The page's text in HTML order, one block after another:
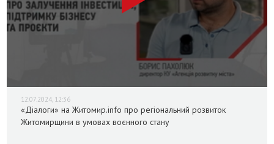
12.07.2024, 12:36
«Діалоги» на Житомир.info про регіональний розвиток
Житомирщини в умовах воєнного стану